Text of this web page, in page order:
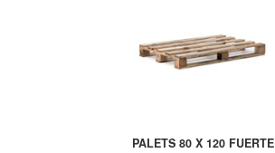
PALETS 80 X 120 FUERTE